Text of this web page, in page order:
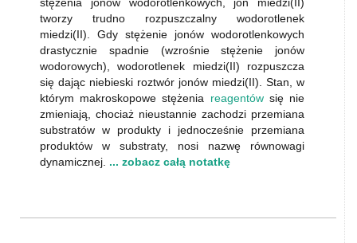
tworzy trudno rozpuszczalny wodorotlenek
miedzi(II). Gdy stężenie jonów wodorotlenkowych
drastycznie spadnie (wzrośnie stężenie jonów
wodorowych), wodorotlenek miedzi(II) rozpuszcza
się dając niebieski roztwór jonów miedzi(II). Stan, w
którym makroskopowe stężenia reagentówsię nie
zmieniają, chociaż nieustannie zachodzi przemiana
substratów w produkty i jednocześnie przemiana
produktów w substraty, nosi nazwę równowagi
dynamicznej. ... zobacz całą notatkę